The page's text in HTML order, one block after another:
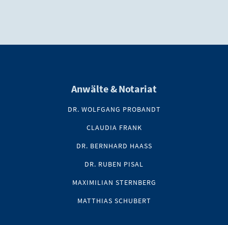
Anwälte & Notariat
DR. WOLFGANG PROBANDT
CLAUDIA FRANK
DR. BERNHARD HAASS
DR. RUBEN PISAL
MAXIMILIAN STERNBERG
MATTHIAS SCHUBERT